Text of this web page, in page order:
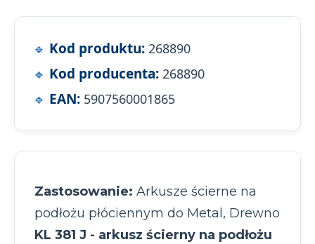
Kod produktu: 268890
Kod producenta: 268890
EAN: 5907560001865
Zastosowanie: Arkusze ścierne na
podłożu płóciennym do Metal, Drewno
KL 381 J - arkusz ścierny na podłożu